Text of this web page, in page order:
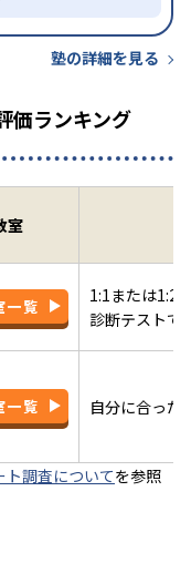
塾の詳細を見る
価ランキング
室
一覧
1:1または1:2
診断テストで
一覧 自分に合った
ト調査についてを参照